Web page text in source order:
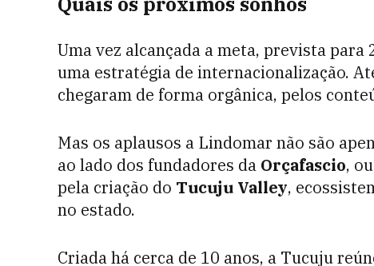
Uma vez alcançada a meta, prevista
uma estratégia de internacionalização.
chegaram de forma orgânica, pelos
Mas os aplausos a Lindomar não são
ao lado dos fundadores da Orçafascio,
pela criação do Tucuju Valley,
no estado.
Criada há cerca de 10 anos, a Tucuju